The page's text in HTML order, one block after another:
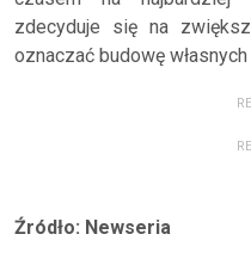
zdecyduje się na
oznaczać budowę
Źródło: Newseria